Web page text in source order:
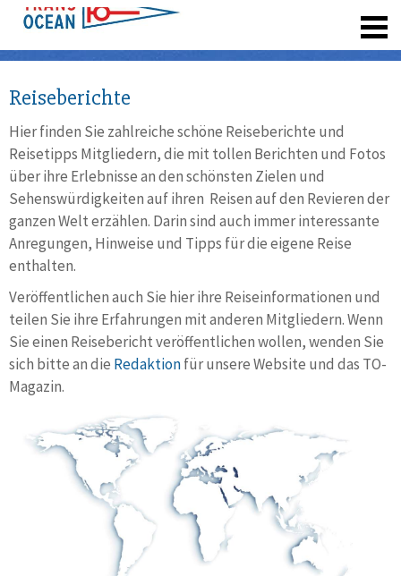
Reiseberichte
Hier finden Sie zahlreiche schöne Reiseberichte und
Reisetipps Mitgliedern, die mit tollen Berichten und Fotos
über ihre Erlebnisse an den schönsten Zielen und
Sehenswürdigkeiten auf ihren Reisen auf den Revieren der
ganzen Welt erzählen. Darin sind auch immer interessante
Anregungen, Hinweise und Tipps für die eigene Reise
enthalten.
Veröffentlichen auch Sie hier ihre Reiseinformationen und
teilen Sie ihre Erfahrungen mit anderen Mitgliedern. Wenn
Sie einen Reisebericht veröffentlichen wollen, wenden Sie
sich bitte an die Redaktionfür unsere Website und das TO-
Magazin.